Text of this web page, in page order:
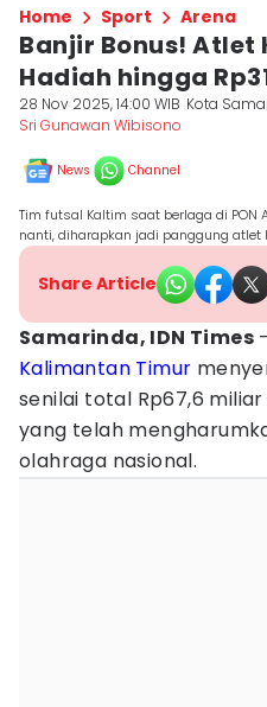
Home Sport Arena
Banjir Bonus!
Hadiah hingga
28 Nov 2025, 14:00 WIB Kota
Sri Gunawan Wibisono
News Channel
Tim futsal Kaltim saat berlaga di PON
nanti, diharapkan jadi panggung atlet
Share Article
Samarinda, IDN Times
Kalimantan Timur
senilai total Rp67,6
yang telah
olahraga nasional.